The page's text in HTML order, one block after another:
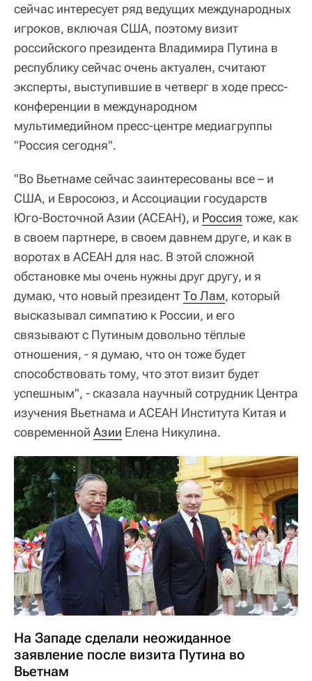
сейчас интересует ряд ведущих международных
игроков, включая США, поэтому визит
российского президента Владимира Путина в
республику сейчас очень актуален, считают
эксперты, выступившие в четверг в ходе пресс-
конференции в международном
мультимедийном пресс-центре медиагруппы
"Россия сегодня".
"Во Вьетнаме сейчас заинтересованы все – и
США, и Евросоюз, и Ассоциации государств
Юго-Восточной Азии (АСЕАН), и Россия тоже, как
в своем партнере, в своем давнем друге, и как в
воротах в АСЕАН для нас. В этой сложной
обстановке мы очень нужны друг другу, и я
думаю, что новый президентТо Лам, который
высказывал симпатию к России, и его
связывают с Путиным довольно тёплые
отношения, - я думаю, что он тоже будет
способствовать тому, что этот визит будет
успешным", - сказала научный сотрудник Центра
изучения Вьетнама и АСЕАН Института Китая и
современной Азии Елена Никулина.
На Западе сделали неожиданное
заявление после визита Путина во
Вьетнам